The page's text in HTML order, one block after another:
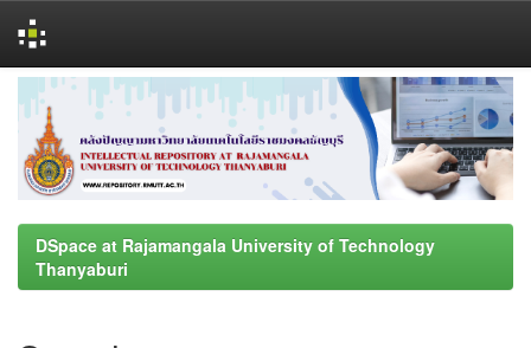
navigation
DSpace at Rajamangala University of Technology
Thanyaburi